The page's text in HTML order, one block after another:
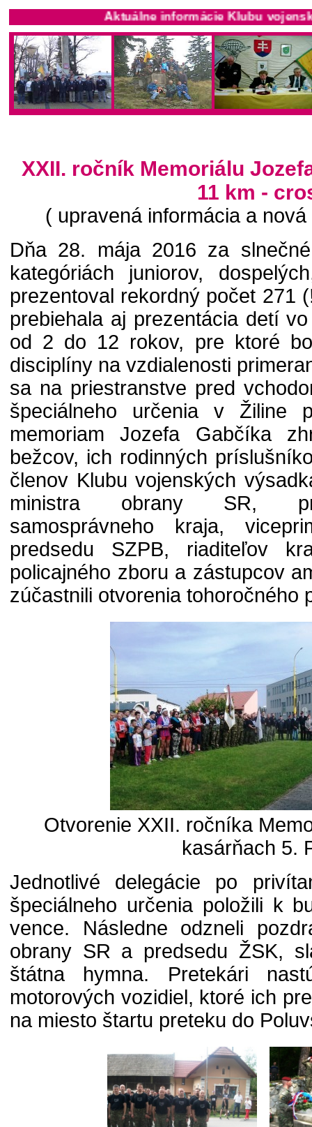
Aktuálne informácie Klubu vojenských
XXII. ročník Memoriálu
11 km -
( upravená informácia a
Dňa 28. mája 2016 za
kategóriách juniorov,
prezentoval rekordný počet 271
prebiehala aj prezentácia detí
od 2 do 12 rokov, pre ktoré
disciplíny na vzdialenosti
sa na priestranstve pred
špeciálneho určenia v Žiline
memoriam Jozefa Gabčíka
bežcov, ich rodinných
členov Klubu vojenských
ministra obrany SR,
samosprávneho kraja,
predsedu SZPB, riaditeľov
policajného zboru a zástupcov
zúčastnili otvorenia tohoročného
Otvorenie XXII. ročníka
kasárňach 5.
Jednotlivé delegácie po
špeciálneho určenia položili k
vence. Následne odzneli
obrany SR a predsedu ŽSK,
štátna hymna. Pretekári
motorových vozidiel, ktoré ich
na miesto štartu preteku do